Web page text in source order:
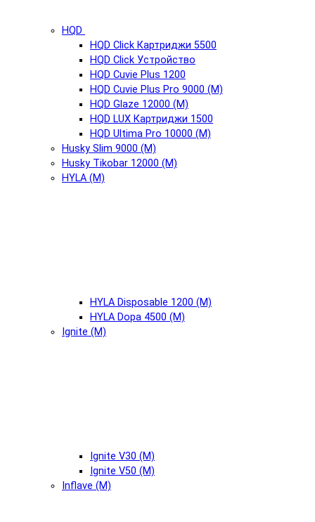
HQD
HQD Click Картриджи 5500
HQD Click Устройство
HQD Cuvie Plus 1200
HQD Cuvie Plus Pro 9000 (М)
HQD Glaze 12000 (М)
HQD LUX Картриджи 1500
HQD Ultima Pro 10000 (М)
Husky Slim 9000 (М)
Husky Tikobar 12000 (М)
HYLA (М)
HYLA Disposable 1200 (М)
HYLA Dopa 4500 (М)
Ignite (М)
Ignite V30 (М)
Ignite V50 (М)
Inflave (М)